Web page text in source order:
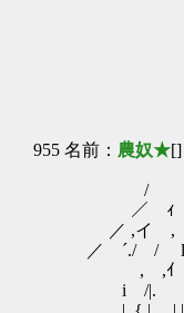
＼ Ｙ
＼ ｰ ', -
_＞＜´ : :
ｒ＜´: : : : :
∨: : : : _,. -
＼／―‐
955 名前： 農奴★[]
/ ,
／
／ ,イ
／ ´./ / l
, ,ｲ |
i /|. ! !VI､